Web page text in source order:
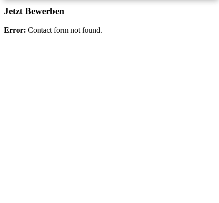
Jetzt Bewerben
Error: Contact form not found.